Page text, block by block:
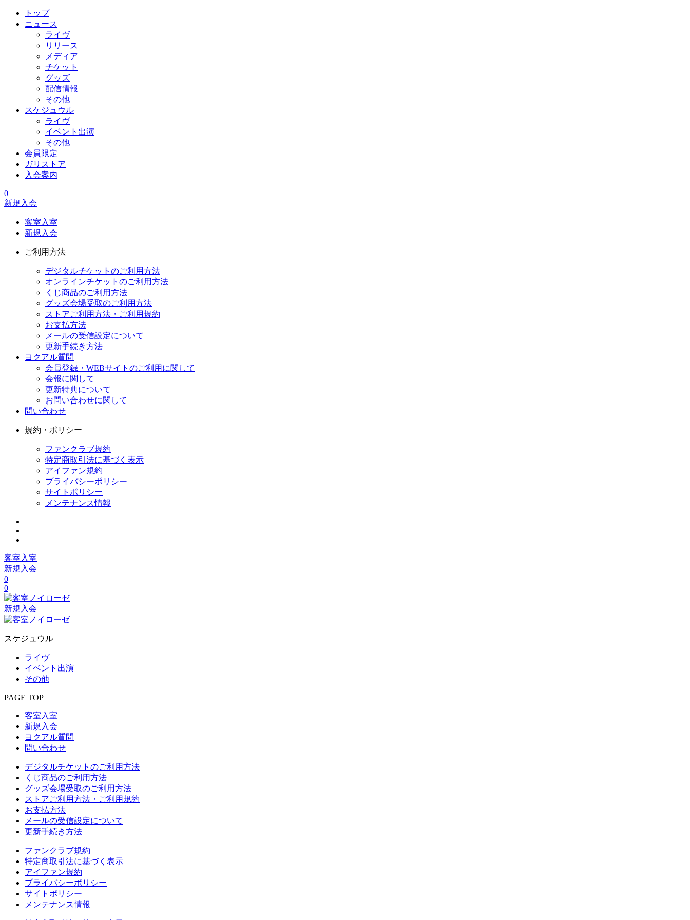
トップ
ニュース
ライヴ
リリース
メディア
チケット
グッズ
配信情報
その他
スケジュウル
ライヴ
イベント出演
その他
会員限定
ガリストア
入会案内
0
新規入会
客室入室
新規入会
ご利用方法
デジタルチケットのご利用方法
オンラインチケットのご利用方法
くじ商品のご利用方法
グッズ会場受取のご利用方法
ストアご利用方法・ご利用規約
お支払方法
メールの受信設定について
更新手続き方法
ヨクアル質問
会員登録・WEBサイトのご利用に関して
会報に関して
更新特典について
お問い合わせに関して
問い合わせ
規約・ポリシー
ファンクラブ規約
特定商取引法に基づく表示
アイファン規約
プライバシーポリシー
サイトポリシー
メンテナンス情報
客室入室
新規入会
0
0
新規入会
スケジュウル
ライヴ
イベント出演
その他
PAGE TOP
客室入室
新規入会
ヨクアル質問
問い合わせ
デジタルチケットのご利用方法
くじ商品のご利用方法
グッズ会場受取のご利用方法
ストアご利用方法・ご利用規約
お支払方法
メールの受信設定について
更新手続き方法
ファンクラブ規約
特定商取引法に基づく表示
アイファン規約
プライバシーポリシー
サイトポリシー
メンテナンス情報